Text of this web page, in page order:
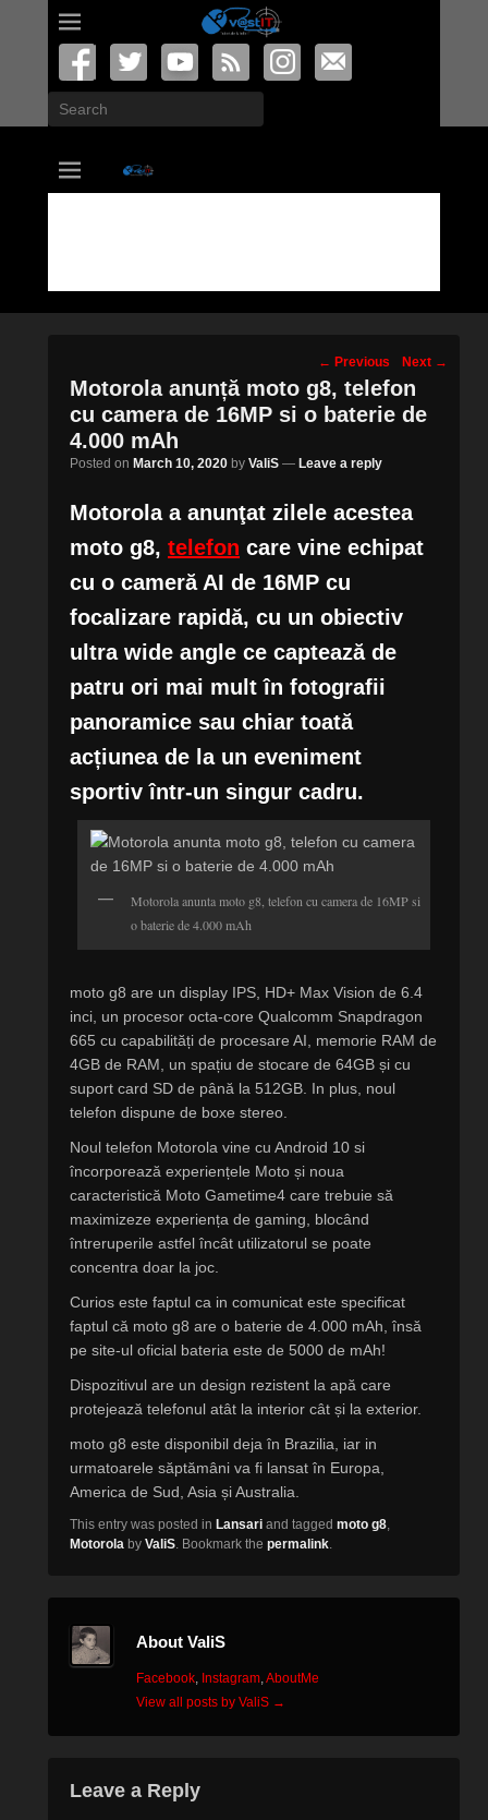
Search
vastIT.ro
Blog de Tehnologie
Post
navigation
← Previous Next →
Motorola anunță moto g8, telefon
cu camera de 16MP si o baterie de
4.000 mAh
Posted on March 10, 2020 by ValiS — Leave a reply
Motorola a anunţat zilele acestea
moto g8, telefon care vine echipat
cu o cameră AI de 16MP cu
focalizare rapidă, cu un obiectiv
ultra wide angle ce captează de
patru ori mai mult în fotografii
panoramice sau chiar toată
acțiunea de la un eveniment
sportiv într-un singur cadru.
Motorola anunta moto g8, telefon cu camera de 16MP si
o baterie de 4.000 mAh
moto g8 are un display IPS, HD+ Max Vision de 6.4
inci, un procesor octa-core Qualcomm Snapdragon
665 cu capabilități de procesare AI, memorie RAM de
4GB de RAM, un spațiu de stocare de 64GB și cu
suport card SD de până la 512GB. In plus, noul
telefon dispune de boxe stereo.
Noul telefon Motorola vine cu Android 10 si
încorporează experiențele Moto și noua
caracteristică Moto Gametime4 care trebuie să
maximizeze experiența de gaming, blocând
întreruperile astfel încât utilizatorul se poate
concentra doar la joc.
Curios este faptul ca in comunicat este specificat
faptul că moto g8 are o baterie de 4.000 mAh, însă
pe site-ul oficial bateria este de 5000 de mAh!
Dispozitivul are un design rezistent la apă care
protejează telefonul atât la interior cât și la exterior.
moto g8 este disponibil deja în Brazilia, iar in
urmatoarele săptămâni va fi lansat în Europa,
America de Sud, Asia și Australia.
This entry was posted in Lansari and tagged moto g8
Motorola by ValiS . Bookmark the permalink
About ValiS
Facebook, Instagram, AboutMe
View all posts by ValiS →
Leave a Reply